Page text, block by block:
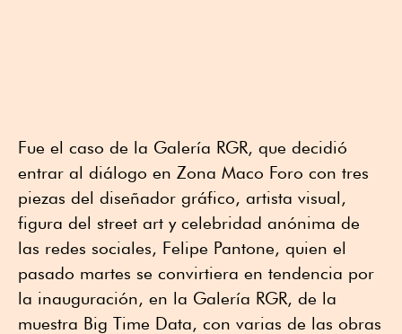
Fue el caso de la Galería RGR, que decidió
entrar al diálogo en Zona Maco Foro con tres
piezas del diseñador gráfico, artista visual,
figura del street art y celebridad anónima de
las redes sociales, Felipe Pantone, quien el
pasado martes se convirtiera en tendencia por
la inauguración, en la Galería RGR, de la
muestra Big Time Data, con varias de las obras